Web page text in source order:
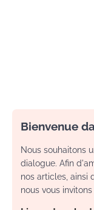
Bienvenue
Nous souhaitons
dialogue. Afin
nos articles, ainsi
nous vous